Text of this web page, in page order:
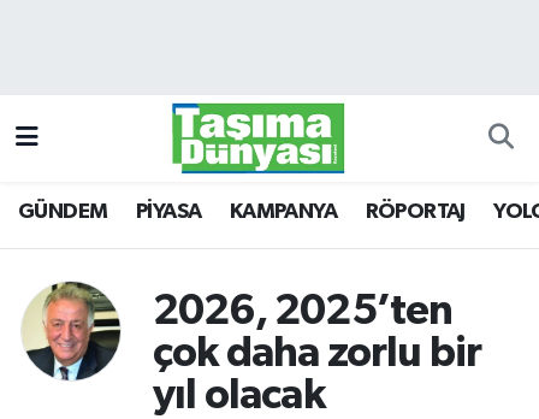
GÜNDEM PİYASA KAMPANYA RÖPORTAJ
2026, 2025’ten
çok daha zorlu bir
yıl olacak
KAMPANYA
YOLCU TAŞIMA
Trafik Durumu
Süper Lig Puan Durumu ve Fikstür
Son Dakika Haberleri
Haber Arşivi